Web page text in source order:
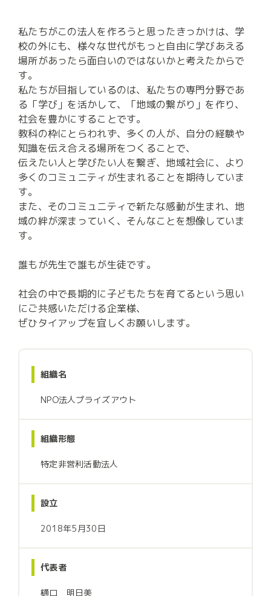
私たちがこの法人を作ろうと思ったきっかけは、学
校の外にも、様々な世代がもっと自由に学びあえる
場所があったら面白いのではないかと考えたからで
す。
私たちが目指しているのは、私たちの専門分野であ
る「学び」を活かして、「地域の繋がり」を作り、
社会を豊かにすることです。
教科の枠にとらわれず、多くの人が、自分の経験や
知識を伝え合える場所をつくることで、
伝えたい人と学びたい人を繋ぎ、地域社会に、より
多くのコミュニティが生まれることを期待していま
す。
また、そのコミュニティで新たな感動が生まれ、地
域の絆が深まっていく、そんなことを想像していま
す。
誰もが先生で誰もが生徒です。
社会の中で長期的に子どもたちを育てるという思い
にご共感いただける企業様、
ぜひタイアップを宜しくお願いします。
組織名
NPO法人プライズアウト
組織形態
特定非営利活動法人
設立
2018年5月30日
代表者
樋口 明日美